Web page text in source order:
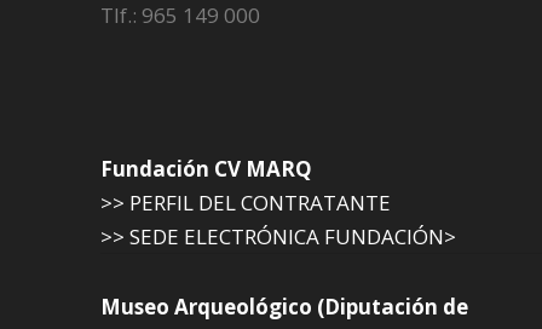
Tlf.: 965 149 000
Fundación CV MARQ
>> PERFIL DEL CONTRATANTE
>> SEDE ELECTRÓNICA FUNDACIÓN>
Museo Arqueológico (Diputación de